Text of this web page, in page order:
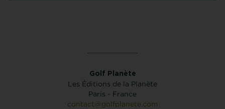
Golf Planète
Les Éditions de la Planète
Paris - France
contact@golfplanete.com